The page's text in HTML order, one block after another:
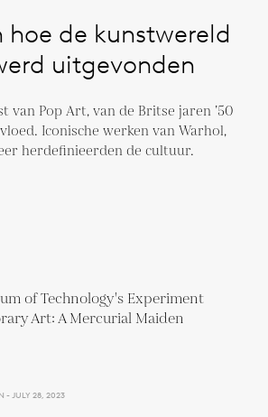
hoe de kunstwereld
uitgevonden
van Pop Art, van de Britse jaren ’50
Iconische werken van Warhol,
herdefinieerden de cultuur.
- JULY 28, 2023